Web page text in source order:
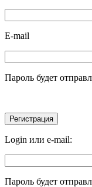
E-mail
Пароль будет
Login или e-mail:
Пароль будет